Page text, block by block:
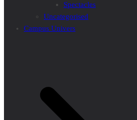
Spectacles
Uncategorised
Campus Univers